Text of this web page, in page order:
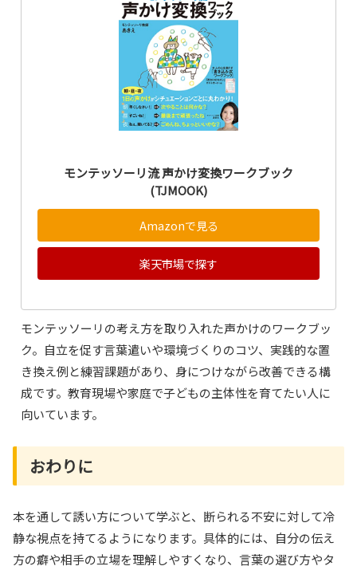
モンテッソーリ流 声かけ変換ワークブック
(TJMOOK)
Amazonで見る
楽天市場で探す
モンテッソーリの考え方を取り入れた声かけのワークブッ
ク。自立を促す言葉遣いや環境づくりのコツ、実践的な置
き換え例と練習課題があり、身につけながら改善できる構
成です。教育現場や家庭で子どもの主体性を育てたい人に
向いています。
おわりに
本を通して誘い方について学ぶと、断られる不安に対して冷
静な視点を持てるようになります。具体的には、自分の伝え
方の癖や相手の立場を理解しやすくなり、言葉の選び方やタ